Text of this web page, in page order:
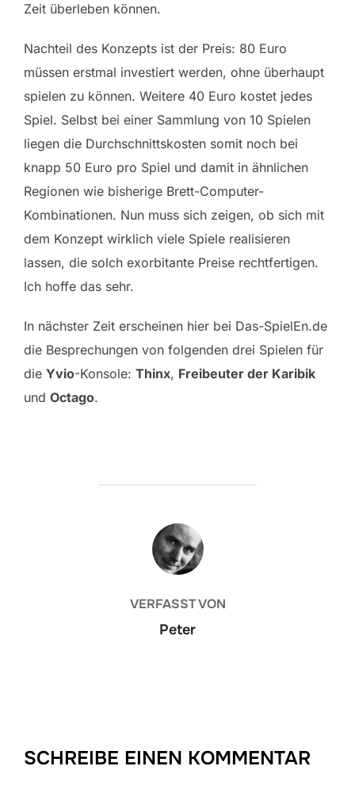
Zeit überleben können.
Nachteil des Konzepts ist der Preis: 80 Euro
müssen erstmal investiert werden, ohne überhaupt
spielen zu können. Weitere 40 Euro kostet jedes
Spiel. Selbst bei einer Sammlung von 10 Spielen
liegen die Durchschnittskosten somit noch bei
knapp 50 Euro pro Spiel und damit in ähnlichen
Regionen wie bisherige Brett-Computer-
Kombinationen. Nun muss sich zeigen, ob sich mit
dem Konzept wirklich viele Spiele realisieren
lassen, die solch exorbitante Preise rechtfertigen.
Ich hoffe das sehr.
In nächster Zeit erscheinen hier bei Das-SpielEn.de
die Besprechungen von folgenden drei Spielen für
die Yvio-Konsole: Thinx, Freibeuter der Karibik
und Octago.
BEITRAGSAUTOR
VERFASST VON
Peter
SCHREIBE EINEN KOMMENTAR